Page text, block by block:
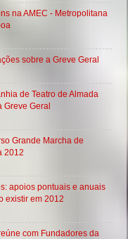
na AMEC - Metropolitana
sobre a Greve Geral
de Teatro de Almada
Greve Geral
Grande Marcha de
2012
apoios pontuais e anuais
existir em 2012
com Fundadores da